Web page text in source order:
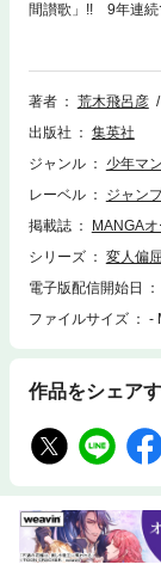
間讃歌」!! 9年連続
イ・カッブ。凄ま
い、激しすぎる気
涯とは――!? ※本タ
複購入にご注意くだ
著者 荒木飛呂彦
出版社
集英社
ジャンル
少年マ
レーベル
ジャン
掲載誌
MANGA
シリーズ
変人偏
電子版配信開始日
ファイルサイズ
-
作品をシェア